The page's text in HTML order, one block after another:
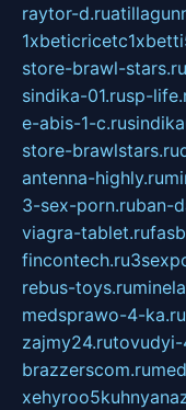
raytor-d.ru
store-brawl-stars.ru
sindika-01.rusp-
e-abis-1-c.ru
store-brawlstars.ru
antenna-highly.ru
3-sex-porn.ruban-
viagra-tablet.ru
fincontech.ru
rebus-toys.ru
medsprawo-4-ka.ru
zajmy24.rutovudyi-
brazzerscom.ru